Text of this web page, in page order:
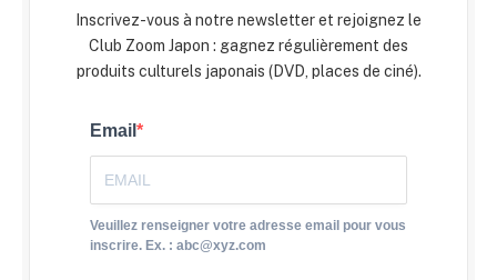
Inscrivez-vous à notre newsletter et rejoignez le
Club Zoom Japon : gagnez régulièrement des
produits culturels japonais (DVD, places de ciné).
Email
Veuillez renseigner votre adresse email pour vous
inscrire. Ex. : abc@xyz.com